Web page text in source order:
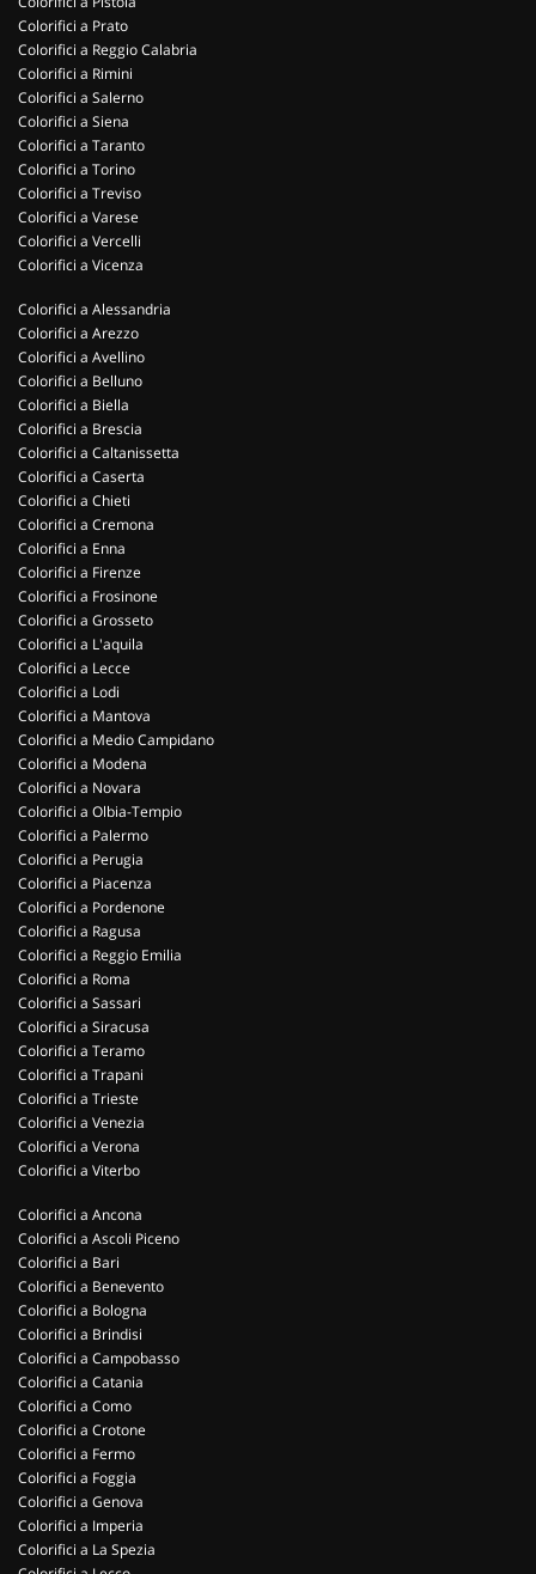
Colorifici a Prato
Colorifici a Reggio Calabria
Colorifici a Rimini
Colorifici a Salerno
Colorifici a Siena
Colorifici a Taranto
Colorifici a Torino
Colorifici a Treviso
Colorifici a Varese
Colorifici a Vercelli
Colorifici a Vicenza
Colorifici a Alessandria
Colorifici a Arezzo
Colorifici a Avellino
Colorifici a Belluno
Colorifici a Biella
Colorifici a Brescia
Colorifici a Caltanissetta
Colorifici a Caserta
Colorifici a Chieti
Colorifici a Cremona
Colorifici a Enna
Colorifici a Firenze
Colorifici a Frosinone
Colorifici a Grosseto
Colorifici a L'aquila
Colorifici a Lecce
Colorifici a Lodi
Colorifici a Mantova
Colorifici a Medio Campidano
Colorifici a Modena
Colorifici a Novara
Colorifici a Olbia-Tempio
Colorifici a Palermo
Colorifici a Perugia
Colorifici a Piacenza
Colorifici a Pordenone
Colorifici a Ragusa
Colorifici a Reggio Emilia
Colorifici a Roma
Colorifici a Sassari
Colorifici a Siracusa
Colorifici a Teramo
Colorifici a Trapani
Colorifici a Trieste
Colorifici a Venezia
Colorifici a Verona
Colorifici a Viterbo
Colorifici a Ancona
Colorifici a Ascoli Piceno
Colorifici a Bari
Colorifici a Benevento
Colorifici a Bologna
Colorifici a Brindisi
Colorifici a Campobasso
Colorifici a Catania
Colorifici a Como
Colorifici a Crotone
Colorifici a Fermo
Colorifici a Foggia
Colorifici a Genova
Colorifici a Imperia
Colorifici a La Spezia